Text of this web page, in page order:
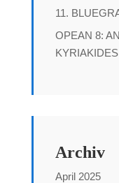
11.
OPEAN 8:
KYRIAKIDES
Archiv
April 2025